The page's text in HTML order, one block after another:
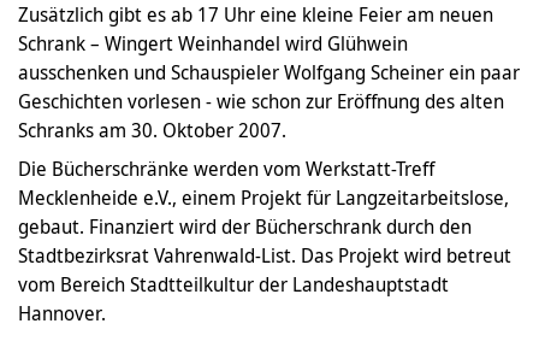
Zusätzlich gibt es ab 17 Uhr eine kleine Feier am neuen
Schrank – Wingert Weinhandel wird Glühwein
ausschenken und Schauspieler Wolfgang Scheiner ein paar
Geschichten vorlesen - wie schon zur Eröffnung des alten
Schranks am 30. Oktober 2007.
Die Bücherschränke werden vom Werkstatt-Treff
Mecklenheide e.V., einem Projekt für Langzeitarbeitslose,
gebaut. Finanziert wird der Bücherschrank durch den
Stadtbezirksrat Vahrenwald-List. Das Projekt wird betreut
vom Bereich Stadtteilkultur der Landeshauptstadt
Hannover.